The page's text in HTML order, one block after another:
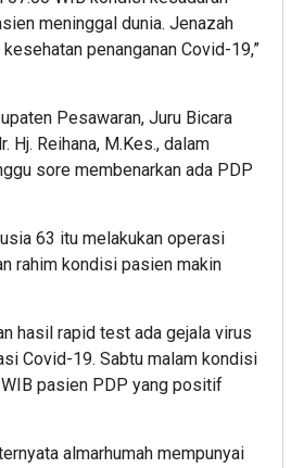
meninggal dunia. Jenazah
penanganan Covid-19,”
Pesawaran, Juru Bicara
Hj. Reihana, M.Kes., dalam
sore membenarkan ada PDP
63 itu melakukan operasi
rahim kondisi pasien makin
hasil rapid test ada gejala virus
Covid-19. Sabtu malam kondisi
pasien PDP yang positif
almarhumah mempunyai